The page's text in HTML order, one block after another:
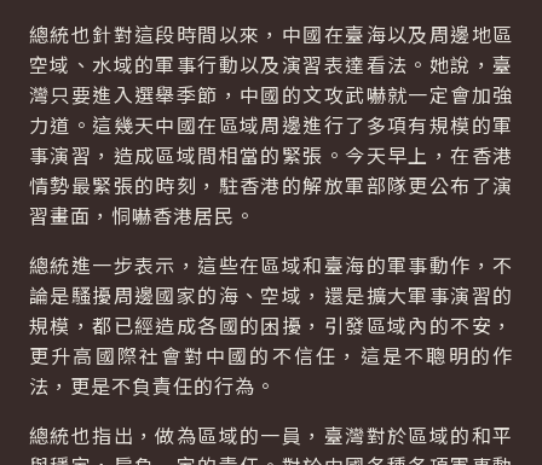
總統也針對這段時間以來，中國在臺海以及周邊地區
空域、水域的軍事行動以及演習表達看法。她說，臺
灣只要進入選舉季節，中國的文攻武嚇就一定會加強
力道。這幾天中國在區域周邊進行了多項有規模的軍
事演習，造成區域間相當的緊張。今天早上，在香港
情勢最緊張的時刻，駐香港的解放軍部隊更公布了演
習畫面，恫嚇香港居民。
總統進一步表示，這些在區域和臺海的軍事動作，不
論是騷擾周邊國家的海、空域，還是擴大軍事演習的
規模，都已經造成各國的困擾，引發區域內的不安，
更升高國際社會對中國的不信任，這是不聰明的作
法，更是不負責任的行為。
總統也指出，做為區域的一員，臺灣對於區域的和平